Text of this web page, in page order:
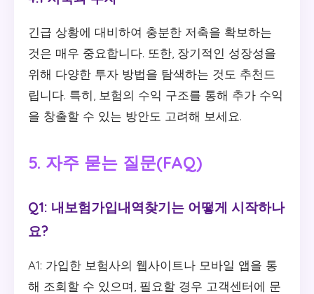
긴급 상황에 대비하여 충분한 저축을 확보하는
것은 매우 중요합니다. 또한, 장기적인 성장성을
위해 다양한 투자 방법을 탐색하는 것도 추천드
립니다. 특히, 보험의 수익 구조를 통해 추가 수익
을 창출할 수 있는 방안도 고려해 보세요.
5. 자주 묻는 질문(FAQ)
Q1: 내보험가입내역찾기는 어떻게 시작하나
요?
A1: 가입한 보험사의 웹사이트나 모바일 앱을 통
해 조회할 수 있으며, 필요할 경우 고객센터에 문